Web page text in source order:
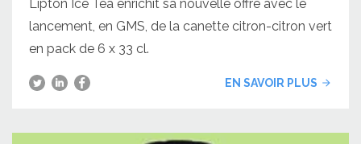
Lipton Ice Tea enrichit sa nouvelle offre avec le
lancement, en GMS, de la canette citron-citron vert
en pack de 6 x 33 cl.
EN SAVOIR PLUS